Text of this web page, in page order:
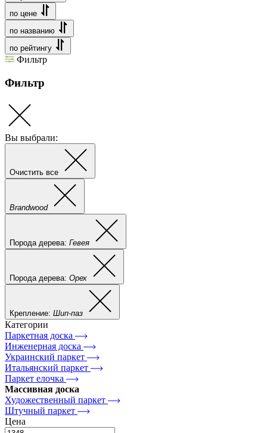
по цене
по названию
по рейтингу
Фильтр
Фильтр
Вы выбрали:
Очистить все
Brandwood
Порода дерева: Гевея
Порода дерева: Орех
Крепление: Шип-паз
Категории
Паркетная доска
Инженерная доска
Украинский паркет
Итальянский паркет
Паркет елочка
Массивная доска
Художественный паркет
Штучный паркет
Цена